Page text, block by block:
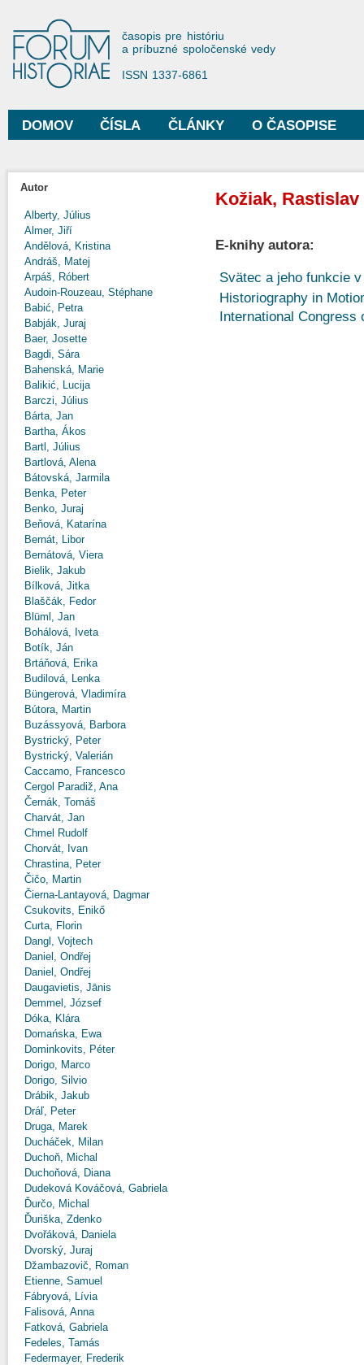
Forum Historiae
časopis pre históriu
a príbuzné spoločenské vedy
ISSN 1337-6861
Hlavné menu
DOMOV ČÍSLA ČLÁNKY O ČASOPISE
Autor
Alberty, Július
Almer, Jiří
Andělová, Kristina
Andráš, Matej
Arpáš, Róbert
Audoin-Rouzeau, Stéphane
Babić, Petra
Babják, Juraj
Baer, Josette
Bagdi, Sára
Bahenská, Marie
Balikić, Lucija
Barczi, Július
Bárta, Jan
Bartha, Ákos
Bartl, Július
Bartlová, Alena
Bátovská, Jarmila
Benka, Peter
Benko, Juraj
Beňová, Katarína
Bernát, Libor
Bernátová, Viera
Bielik, Jakub
Bílková, Jitka
Blaščák, Fedor
Blüml, Jan
Bohálová, Iveta
Botík, Ján
Brtáňová, Erika
Budilová, Lenka
Büngerová, Vladimíra
Bútora, Martin
Buzássyová, Barbora
Bystrický, Peter
Bystrický, Valerián
Caccamo, Francesco
Cergol Paradiž, Ana
Černák, Tomáš
Charvát, Jan
Chmel Rudolf
Chorvát, Ivan
Chrastina, Peter
Čičo, Martin
Čierna-Lantayová, Dagmar
Csukovits, Enikő
Curta, Florin
Dangl, Vojtech
Daniel, Ondřej
Daniel, Ondřej
Daugavietis, Jānis
Demmel, József
Dóka, Klára
Domańska, Ewa
Dominkovits, Péter
Dorigo, Marco
Dorigo, Silvio
Drábik, Jakub
Dráľ, Peter
Druga, Marek
Ducháček, Milan
Duchoň, Michal
Duchoňová, Diana
Dudeková Kováčová, Gabriela
Ďurčo, Michal
Ďuriška, Zdenko
Dvořáková, Daniela
Dvorský, Juraj
Džambazovič, Roman
Etienne, Samuel
Fábryová, Lívia
Falisová, Anna
Fatková, Gabriela
Fedeles, Tamás
Federmayer, Frederik
Kožiak, Rastislav
E-knihy autora:
Svätec a jeho funkcie
Historiography in
International